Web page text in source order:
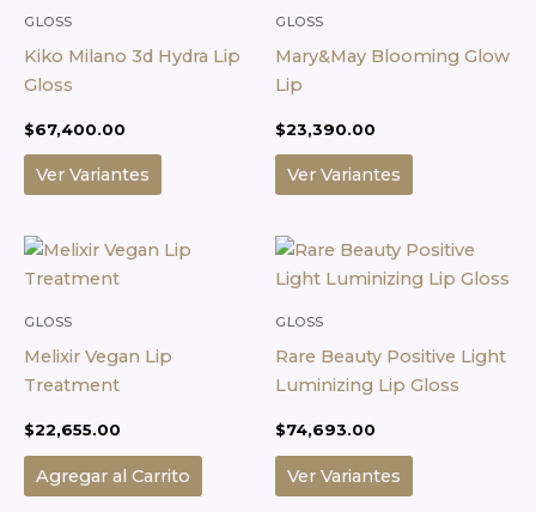
GLOSS
Kiko Milano 3d Hydra Lip
Gloss
$67,400.00
Ver Variantes
variantes.
pueden
elegir
la
GLOSS
Mary&May Blooming Glow
Lip
$23,390.00
Ver Variantes
variantes.
pueden
elegir
la
página
GLOSS
Melixir Vegan Lip
Treatment
$22,655.00
Agregar al Carrito
GLOSS
Rare Beauty Positive Light
Luminizing Lip Gloss
$74,693.00
Ver Variantes
producto
tiene
variantes.
Las
pueden
elegir